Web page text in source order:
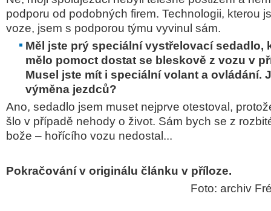
podporu od podobných firem. Technologii, kterou
voze, jsem s podporou týmu vyvinul sám.
Měl jste prý speciální vystřelovací sedadlo,
mělo pomoct dostat se bleskově z vozu v
Musel jste mít i speciální volant a ovládání.
výměna jezdců?
Ano, sedadlo jsem muset nejprve otestoval,
šlo v případě nehody o život. Sám bych se z
bože – hořícího vozu nedostal...
Pokračování v originálu článku v příloze.
Foto: archiv